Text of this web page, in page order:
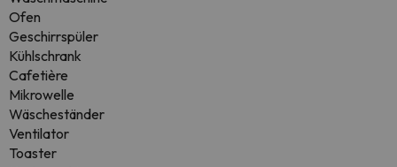
Ofen
Geschirrspüler
Kühlschrank
Cafetière
Mikrowelle
Wäscheständer
Ventilator
Toaster